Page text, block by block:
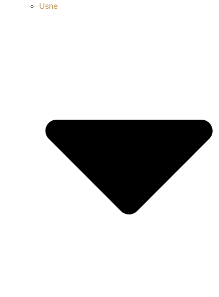
Usne